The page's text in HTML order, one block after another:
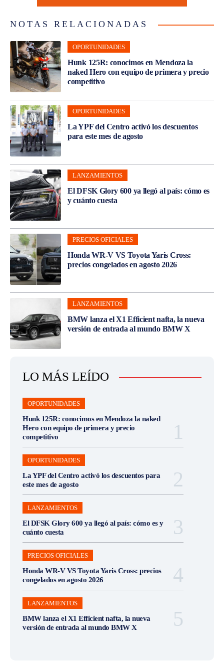
NOTAS RELACIONADAS
OPORTUNIDADES
Hunk 125R: conocimos en Mendoza la
naked Hero con equipo de primera y precio
competitivo
OPORTUNIDADES
La YPF del Centro activó los descuentos
para este mes de agosto
LANZAMIENTOS
El DFSK Glory 600 ya llegó al país: cómo es
y cuánto cuesta
PRECIOS OFICIALES
Honda WR-V VS Toyota Yaris Cross:
precios congelados en agosto 2026
LANZAMIENTOS
BMW lanza el X1 Efficient nafta, la nueva
versión de entrada al mundo BMW X
LO MÁS LEÍDO
OPORTUNIDADES
Hunk 125R: conocimos en Mendoza la naked
Hero con equipo de primera y precio
competitivo
OPORTUNIDADES
La YPF del Centro activó los descuentos para
este mes de agosto
LANZAMIENTOS
El DFSK Glory 600 ya llegó al país: cómo es y
cuánto cuesta
PRECIOS OFICIALES
Honda WR-V VS Toyota Yaris Cross: precios
congelados en agosto 2026
LANZAMIENTOS
BMW lanza el X1 Efficient nafta, la nueva
versión de entrada al mundo BMW X